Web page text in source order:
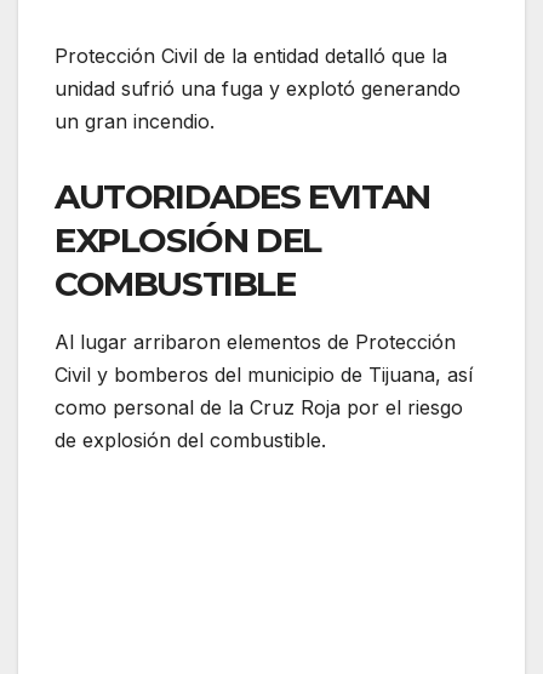
Protección Civil de la entidad detalló que la
unidad sufrió una fuga y explotó generando
un gran incendio.
AUTORIDADES EVITAN
EXPLOSIÓN DEL
COMBUSTIBLE
Al lugar arribaron elementos de Protección
Civil y bomberos del municipio de Tijuana, así
como personal de la Cruz Roja por el riesgo
de explosión del combustible.